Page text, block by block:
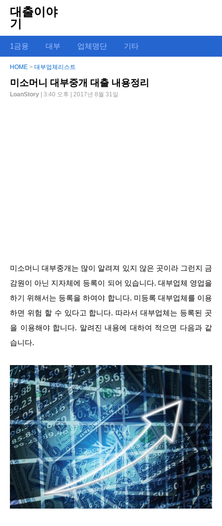
대출이야
기
1금융 대부 업체명단 기타
HOME > 대부업체리스트
미소머니 대부중개 대출 내용정리
LoanStory | 3:40 오후 | 2017년 8월 31일
미소머니 대부중개는 많이 알려져 있지 않은 곳이라 그런지 금
감원이 아닌 지자체에 등록이 되어 있습니다. 대부업체 영업을
하기 위해서는 등록을 하여야 합니다. 미등록 대부업체를 이용
하면 위험 할 수 있다고 합니다. 따라서 대부업체는 등록된 곳
을 이용해야 합니다. 알려진 내용에 대하여 적으면 다음과 같
습니다.